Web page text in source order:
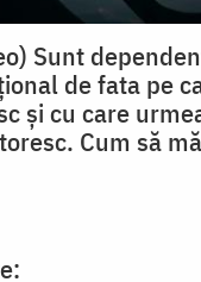
Sunt
de fata pe
și cu care
Cum să